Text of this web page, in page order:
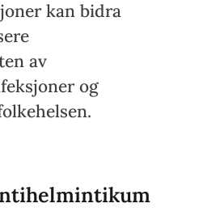
kan bidra
av
og